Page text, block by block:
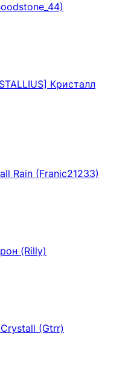
Кристалл
Rain (Franic21233)
(Rilly)
(Gtrr)